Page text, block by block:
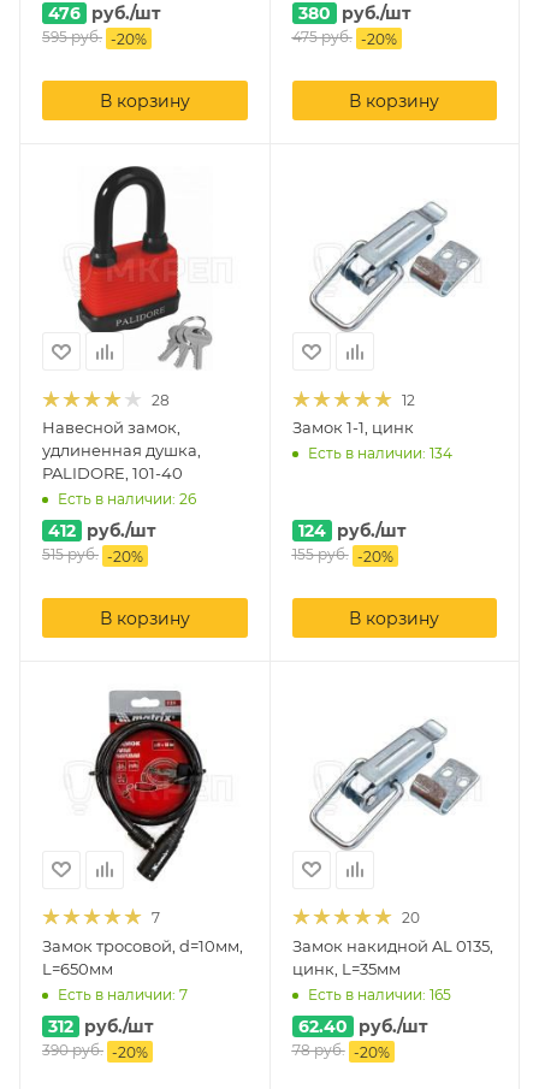
476 руб./шт
595руб. -20%
В корзину
380 руб./шт
475руб. -20%
В корзину
28
Навесной замок,
удлиненная душка,
PALIDORE, 101-40
Есть в наличии: 26
412 руб./шт
515руб. -20%
В корзину
12
Замок 1-1, цинк
Есть в наличии: 134
124 руб./шт
155руб. -20%
В корзину
7
Замок тросовой, d=10мм,
L=650мм
Есть в наличии: 7
312 руб./шт
390руб. -20%
20
Замок накидной AL 0135,
цинк, L=35мм
Есть в наличии: 165
62.40 руб./шт
78руб. -20%